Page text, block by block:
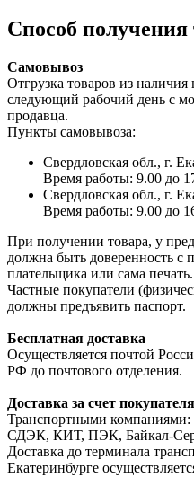
Способ получения
Самовывоз
Отгрузка товаров из наличия
следующий рабочий день с
продавца.
Пункты самовывоза:
Свердловская обл., г.
Время работы: 9.00 до
Свердловская обл., г.
Время работы: 9.00 до
При получении товара, у
должна быть доверенность с
плательщика или сама печать.
Частные покупатели
должны предъявить паспорт.
Бесплатная доставка
Осуществляется почтой
РФ до почтового отделения.
Доставка за счет покупателя
Транспортными
СДЭК, КИТ, ПЭК, Байкал-
Доставка до терминала
Екатеринбурге